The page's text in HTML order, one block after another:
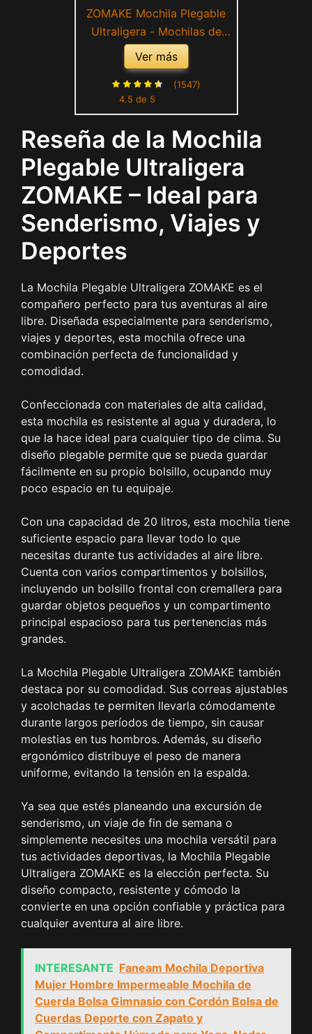
ZOMAKE Mochila Plegable
Ultraligera - Mochilas de
Senderismo Pequeña
Mochila Con Resistencia Al
Agua 20L Para Hombre
Mujer Viaje Trekking
Ver más
4.5 de 5
(1547)
Reseña de la Mochila
Plegable Ultraligera
ZOMAKE – Ideal para
Senderismo, Viajes y
Deportes
La Mochila Plegable Ultraligera ZOMAKE es el
compañero perfecto para tus aventuras al aire
libre. Diseñada especialmente para senderismo,
viajes y deportes, esta mochila ofrece una
combinación perfecta de funcionalidad y
comodidad.
Confeccionada con materiales de alta calidad,
esta mochila es resistente al agua y duradera, lo
que la hace ideal para cualquier tipo de clima. Su
diseño plegable permite que se pueda guardar
fácilmente en su propio bolsillo, ocupando muy
poco espacio en tu equipaje.
Con una capacidad de 20 litros, esta mochila tiene
suficiente espacio para llevar todo lo que
necesitas durante tus actividades al aire libre.
Cuenta con varios compartimentos y bolsillos,
incluyendo un bolsillo frontal con cremallera para
guardar objetos pequeños y un compartimento
principal espacioso para tus pertenencias más
grandes.
La Mochila Plegable Ultraligera ZOMAKE también
destaca por su comodidad. Sus correas ajustables
y acolchadas te permiten llevarla cómodamente
durante largos períodos de tiempo, sin causar
molestias en tus hombros. Además, su diseño
ergonómico distribuye el peso de manera
uniforme, evitando la tensión en la espalda.
Ya sea que estés planeando una excursión de
senderismo, un viaje de fin de semana o
simplemente necesites una mochila versátil para
tus actividades deportivas, la Mochila Plegable
Ultraligera ZOMAKE es la elección perfecta. Su
diseño compacto, resistente y cómodo la
convierte en una opción confiable y práctica para
cualquier aventura al aire libre.
INTERESANTE Faneam Mochila Deportiva
Mujer Hombre Impermeable Mochila de
Cuerda Bolsa Gimnasio con Cordón Bolsa de
Cuerdas Deporte con Zapato y